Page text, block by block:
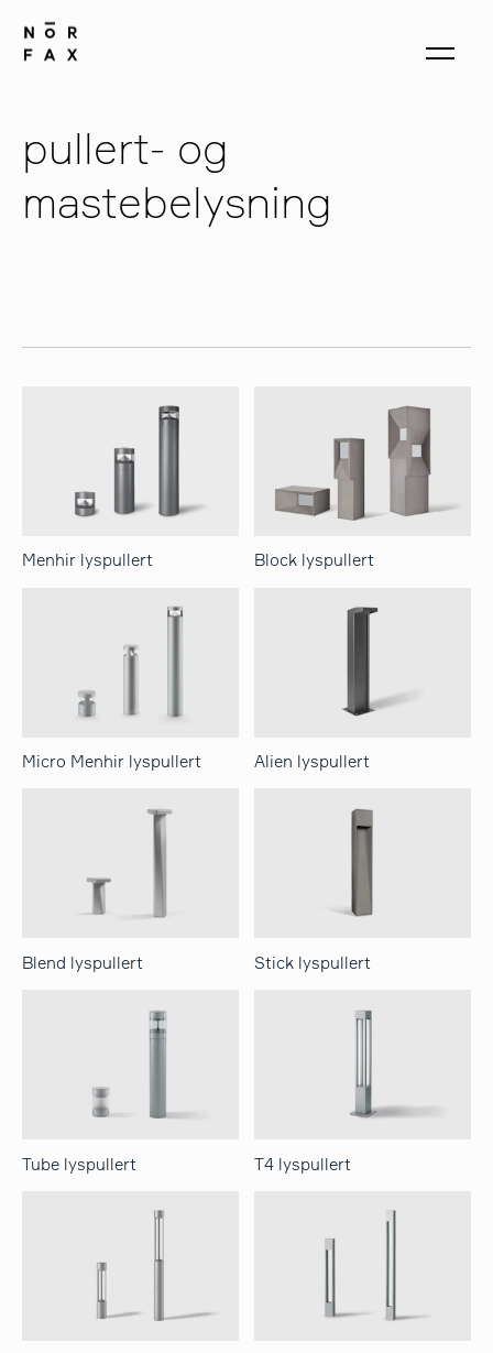
produkter
kontakt
pullert- og
mastebelysning
Menhir lyspullert Block lyspullert
Micro Menhir lyspullert Alien lyspullert
Blend lyspullert Stick lyspullert
Tube lyspullert T4 lyspullert